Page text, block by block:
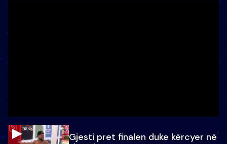
Gjesti pret finalen duke kërcyer në